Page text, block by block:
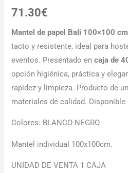
71.30€
Mantel de papel Bali 100×100 cm
tacto y resistente, ideal para
eventos. Presentado encaja de
opción higiénica, práctica y
rapidez y limpieza. Producto de
materiales de calidad. Disponible
Colores: BLANCO-NEGRO
Mantel individual 100x100cm.
UNIDAD DE VENTA 1 CAJA